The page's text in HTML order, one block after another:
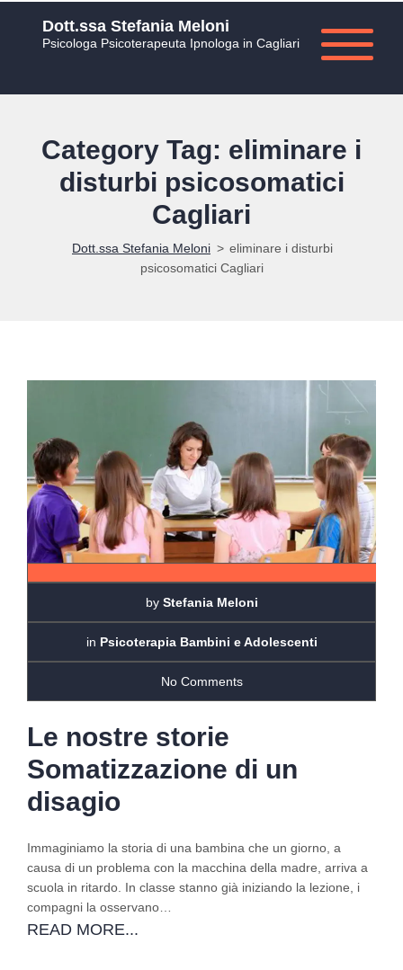
Dott.ssa Stefania Meloni
Psicologa Psicoterapeuta Ipnologa in Cagliari
Category Tag: eliminare i
disturbi psicosomatici
Cagliari
Dott.ssa Stefania Meloni > eliminare i disturbi
psicosomatici Cagliari
by Stefania Meloni
in Psicoterapia Bambini e Adolescenti
No Comments
Le nostre storie
Somatizzazione di un
disagio
Immaginiamo la storia di una bambina che un giorno, a
causa di un problema con la macchina della madre, arriva a
scuola in ritardo. In classe stanno già iniziando la lezione, i
compagni la osservano…
READ MORE...